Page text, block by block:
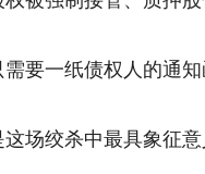
要一纸债权人的通知
场绞杀中最具象征意